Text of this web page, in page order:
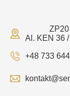
Al. KEN 36
+48 733